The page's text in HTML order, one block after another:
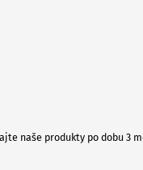
naše produkty po dobu 3